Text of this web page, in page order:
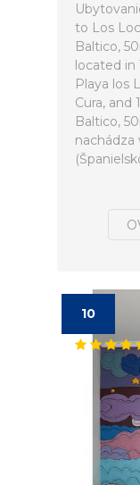
to Los
Baltico,
located in
Playa los
Cura, and
Baltico,
nachádza
10